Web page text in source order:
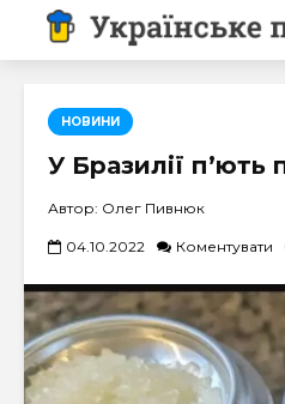
НОВИНИ
У Бразилії п’ють
Автор: Олег Пивнюк
04.10.2022 Коментувати